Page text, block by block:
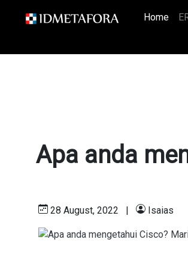
Home
Apa anda
28 August, 2022 | Isaias